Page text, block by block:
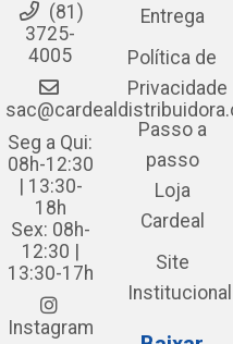
(81)
3725-
4005
Seg a Qui:
08h-12:30
| 13:30-
18h
Sex: 08h-
12:30 |
13:30-17h
Instagram
Entrega
Política de
Privacidade
Passo a
passo
Loja
Cardeal
Site
Institucional